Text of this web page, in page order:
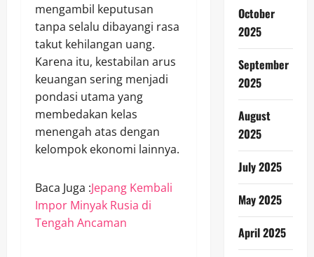
mengambil keputusan
tanpa selalu dibayangi rasa
takut kehilangan uang.
Karena itu, kestabilan arus
keuangan sering menjadi
pondasi utama yang
membedakan kelas
menengah atas dengan
kelompok ekonomi lainnya.
Baca Juga :Jepang Kembali
Impor Minyak Rusia di
Tengah Ancaman
October
2025
September
2025
August
2025
July 2025
May 2025
April 2025